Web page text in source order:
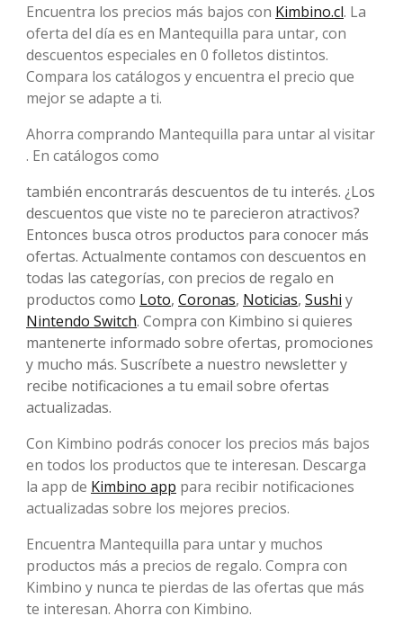
Encuentra los precios más bajos con Kimbino.cl. La
oferta del día es en Mantequilla para untar, con
descuentos especiales en 0 folletos distintos.
Compara los catálogos y encuentra el precio que
mejor se adapte a ti.
Ahorra comprando Mantequilla para untar al visitar
. En catálogos como
también encontrarás descuentos de tu interés. ¿Los
descuentos que viste no te parecieron atractivos?
Entonces busca otros productos para conocer más
ofertas. Actualmente contamos con descuentos en
todas las categorías, con precios de regalo en
productos como Loto, Coronas, Noticias, Sushi y
Nintendo Switch. Compra con Kimbino si quieres
mantenerte informado sobre ofertas, promociones
y mucho más. Suscríbete a nuestro newsletter y
recibe notificaciones a tu email sobre ofertas
actualizadas.
Con Kimbino podrás conocer los precios más bajos
en todos los productos que te interesan. Descarga
la app de Kimbino app para recibir notificaciones
actualizadas sobre los mejores precios.
Encuentra Mantequilla para untar y muchos
productos más a precios de regalo. Compra con
Kimbino y nunca te pierdas de las ofertas que más
te interesan. Ahorra con Kimbino.